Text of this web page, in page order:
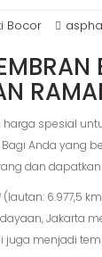
Bocor
spesial
Bagi Anda yang
dan
6.977,5
Jakarta
juga menjadi